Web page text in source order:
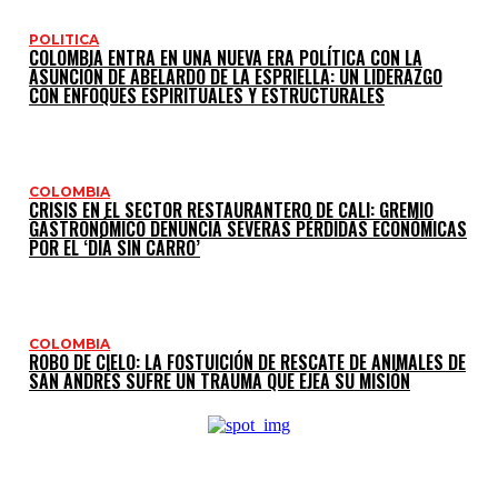
POLITICA
COLOMBIA ENTRA EN UNA NUEVA ERA POLÍTICA CON LA
ASUNCIÓN DE ABELARDO DE LA ESPRIELLA: UN LIDERAZGO
CON ENFOQUES ESPIRITUALES Y ESTRUCTURALES
COLOMBIA
CRISIS EN EL SECTOR RESTAURANTERO DE CALI: GREMIO
GASTRONÓMICO DENUNCIA SEVERAS PÉRDIDAS ECONÓMICAS
POR EL ‘DÍA SIN CARRO’
COLOMBIA
ROBO DE CIELO: LA FOSTUICIÓN DE RESCATE DE ANIMALES DE
SAN ANDRÉS SUFRE UN TRAUMA QUE EJEA SU MISIÓN